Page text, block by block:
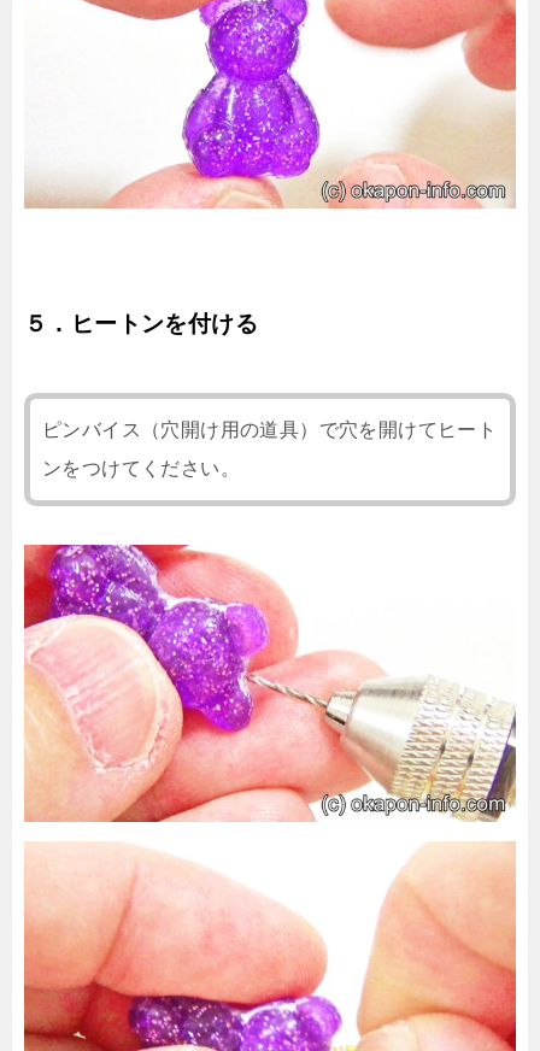
５．ヒートンを付ける
ピンバイス（穴開け用の道具）で穴を開けてヒート
ンをつけてください。